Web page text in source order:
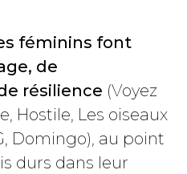
féminins font
de
résilience (Voyez
Hostile, Les oiseaux
Domingo), au point
durs dans leur